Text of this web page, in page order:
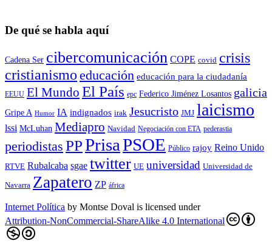
De qué se habla aquí
Cadena Ser cibercomunicación COPE covid crisis
cristianismo educación educación para la ciudadaní­a
EEUU El Mundo El País epc Federico Jiménez Losantos galicia
Gripe A Humor IA indignados irak Jesucristo JMJ laicismo
lssi McLuhan Mediapro Navidad Negociación con ETA pederastia
periodistas PPPrisaPSOE Público rajoy Reino Unido
RTVE Rubalcaba sgae twitter UE universidad Universidad de
Navarra Zapatero ZP áfrica
Internet Política by Montse Doval is licensed under
Attribution-NonCommercial-ShareAlike 4.0 International